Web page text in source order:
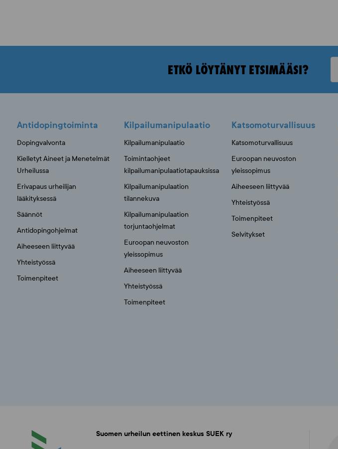
ETKÖ LÖYTÄNYT ETSIMÄÄSI?
Antidopingtoiminta
Dopingvalvonta
Kielletyt Aineet ja Menetelmät
Urheilussa
Erivapaus urheilijan
lääkityksessä
Säännöt
Antidopingohjelmat
Aiheeseen liittyvää
Yhteistyössä
Toimenpiteet
Kilpailumanipulaatio
Kilpailumanipulaatio
Toimintaohjeet
kilpailumanipulaatiotapauksissa
Kilpailumanipulaation
tilannekuva
Kilpailumanipulaation
torjuntaohjelmat
Euroopan neuvoston
yleissopimus
Aiheeseen liittyvää
Yhteistyössä
Toimenpiteet
Katsomoturvallisuus
Katsomoturvallisuus
Euroopan neuvoston
yleissopimus
Aiheeseen liittyvää
Yhteistyössä
Toimenpiteet
Selvitykset
Suomen urheilun eettinen keskus SUEK ry